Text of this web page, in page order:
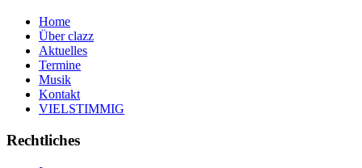
Home
Über clazz
Aktuelles
Termine
Musik
Kontakt
VIELSTIMMIG
Rechtliches